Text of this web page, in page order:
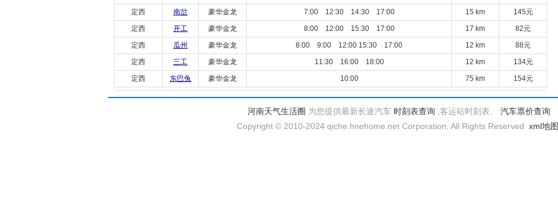
定西
南岔 豪华金龙 7:00 12:30 14:30 17:00 15 km
145元
定西
开工 豪华金龙 8:00 12:00 15:30 17:00 17 km
82元
定西
瓜州 豪华金龙 8:00 9:00 12:00 15:30 17:00 12 km
88元
定西
三工 豪华金龙 11:30 16:00 18:00 12 km
134元
定西
东巴兔 豪华金龙 10:00 75 km 154元
河南天气生活圈 为您提供最新长途汽车 时刻表查询 ,客运站时刻表、
汽车票价查询
Copyright © 2010-2024 qiche.hnehome.net Corporation, All Rights Reserved xml地图